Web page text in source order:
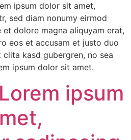
ipsum dolor sit amet,
sed diam nonumy eirmod
dolore magna aliquyam erat,
eos et accusam et justo duo
kasd gubergren, no sea
ipsum dolor sit amet.
ipsum